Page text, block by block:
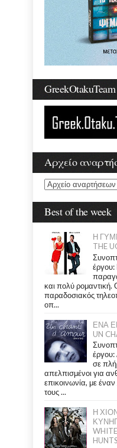
GreekOtakuTeam
Αρχείο
Best of the week
Η
THE
έργου:
και πολύ ρομαντική.
παραδοσιακός
οπ...
ΕΝΑ
UN
έργου:
σε
απελπισμένοι για
επικοινωνία, με
τους ...
Η